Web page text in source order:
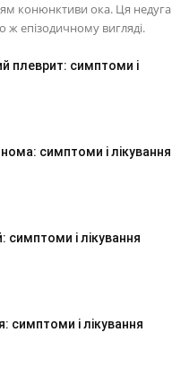
конюнктиви ока. Ця недуга
ж епізодичному вигляді.
плеврит: симптоми і
симптоми і лікування
симптоми і лікування
симптоми і лікування